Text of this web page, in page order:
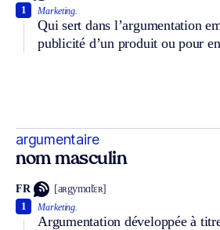
Marketing.
Qui sert dans l’argumentation
publicité d’un produit ou pour
1
argumentaire
nom masculin
FR [aʀgymɑ̃tɛʀ]
Marketing.
Argumentation développée à
1